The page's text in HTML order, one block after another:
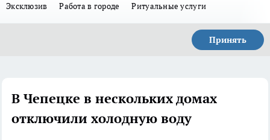
Эксклюзив Работа в городе Ритуальные услуги
Принять
В Чепецке в нескольких домах
отключили холодную воду